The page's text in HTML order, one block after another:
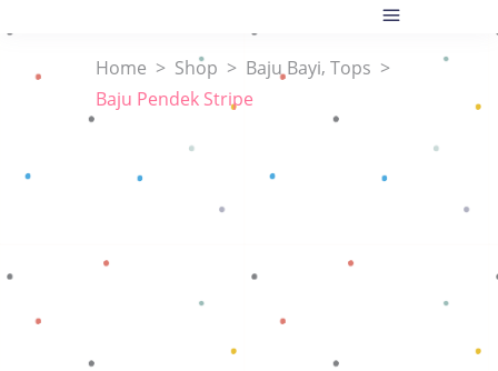
Home > Shop > Baju Bayi, Tops >
Baju Pendek Stripe